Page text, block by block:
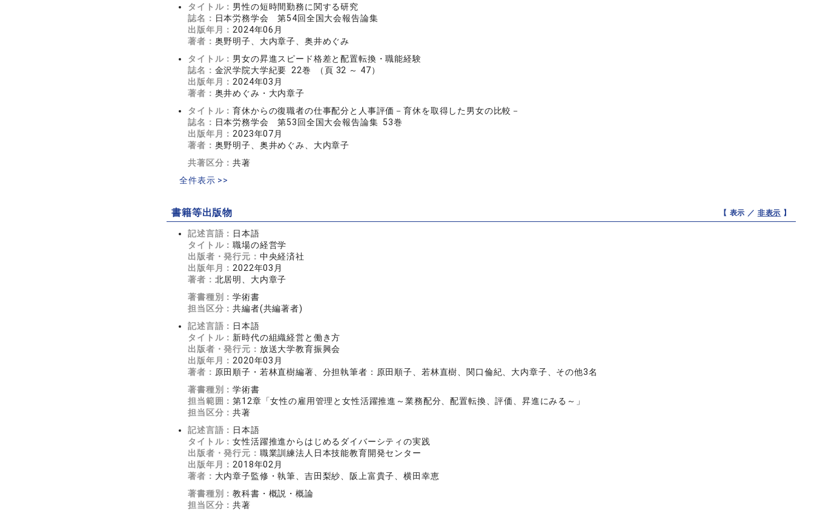
タイトル： 男性の短時間勤務に関する研究
誌名： 日本労務学会 第54回全国大会報告論集
出版年月： 2024年06月
著者： 奥野明子、大内章子、奥井めぐみ
タイトル： 男女の昇進スピード格差と配置転換・職能経験
誌名： 金沢学院大学紀要 22巻 （頁 32 ～ 47）
出版年月： 2024年03月
著者： 奥井めぐみ・大内章子
タイトル：育休からの復職者の仕事配分と人事評価－育休を取得した男女の比較－
誌名： 日本労務学会 第53回全国大会報告論集 53巻
出版年月： 2023年07月
著者： 奥野明子、奥井めぐみ、大内章子
共著区分：共著
全件表示 >>
書籍等出版物 【 表示 ／ 非表示 】
記述言語： 日本語
タイトル：職場の経営学
出版者・発行元： 中央経済社
出版年月： 2022年03月
著者： 北居明、大内章子
著書種別：学術書
担当区分：共編者(共編著者)
記述言語： 日本語
タイトル： 新時代の組織経営と働き方
出版者・発行元： 放送大学教育振興会
出版年月： 2020年03月
著者： 原田順子・若林直樹編著、分担執筆者：原田順子、若林直樹、関口倫紀、大内章子、その他3名
著書種別：学術書
担当範囲：第12章「女性の雇用管理と女性活躍推進～業務配分、配置転換、評価、昇進にみる～」
担当区分：共著
記述言語： 日本語
タイトル：女性活躍推進からはじめるダイバーシティの実践
出版者・発行元： 職業訓練法人日本技能教育開発センター
出版年月： 2018年02月
著者： 大内章子監修・執筆、吉田梨紗、阪上富貴子、横田幸恵
著書種別：教科書・概説・概論
担当区分：共著